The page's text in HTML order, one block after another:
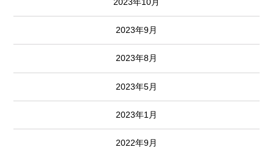
2023年9月
2023年8月
2023年5月
2023年1月
2022年9月